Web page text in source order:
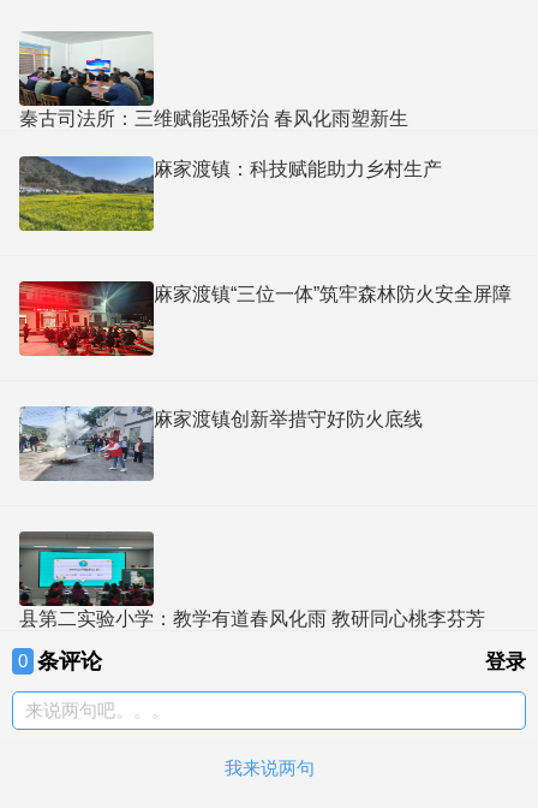
秦古司法所：三维赋能强矫治 春风化雨塑新生
麻家渡镇：科技赋能助力乡村生产
麻家渡镇“三位一体”筑牢森林防火安全屏障
麻家渡镇创新举措守好防火底线
县第二实验小学：教学有道春风化雨 教研同心桃李芬芳
0 条评论 登录
来说两句吧。。。
我来说两句